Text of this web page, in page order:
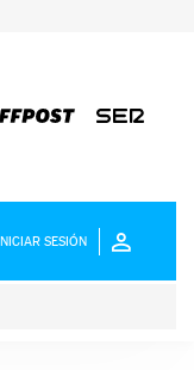
INICIAR SESIÓN